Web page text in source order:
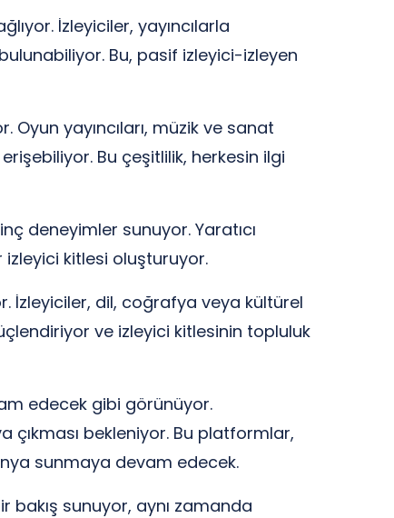
İzleyiciler, yayıncılarla
Bu, pasif izleyici-izleyen
yayıncıları, müzik ve sanat
Bu çeşitlilik, herkesin ilgi
deneyimler sunuyor. Yaratıcı
izleyici kitlesi oluşturuyor.
İzleyiciler, dil, coğrafya veya kültürel
ve izleyici kitlesinin topluluk
edecek gibi görünüyor.
bekleniyor. Bu platformlar,
sunmaya devam edecek.
bakış sunuyor, aynı zamanda